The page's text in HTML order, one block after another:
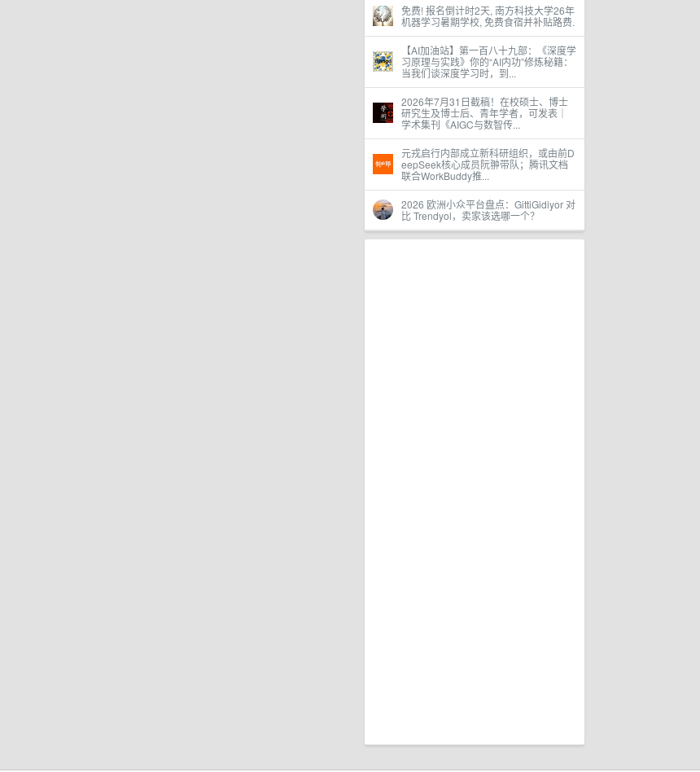
免费! 报名倒计时2天, 南方科技大学26年
机器学习暑期学校, 免费食宿并补贴路费.
【AI加油站】第一百八十九部：《深度学
习原理与实践》你的“AI内功”修炼秘籍：
当我们谈深度学习时，到...
2026年7月31日截稿！在校硕士、博士
研究生及博士后、青年学者，可发表｜
学术集刊《AIGC与数智传...
元戎启行内部成立新科研组织，或由前D
eepSeek核心成员阮翀带队；腾讯文档
联合WorkBuddy推...
2026 欧洲小众平台盘点：GittiGidiyor 对
比 Trendyol，卖家该选哪一个？